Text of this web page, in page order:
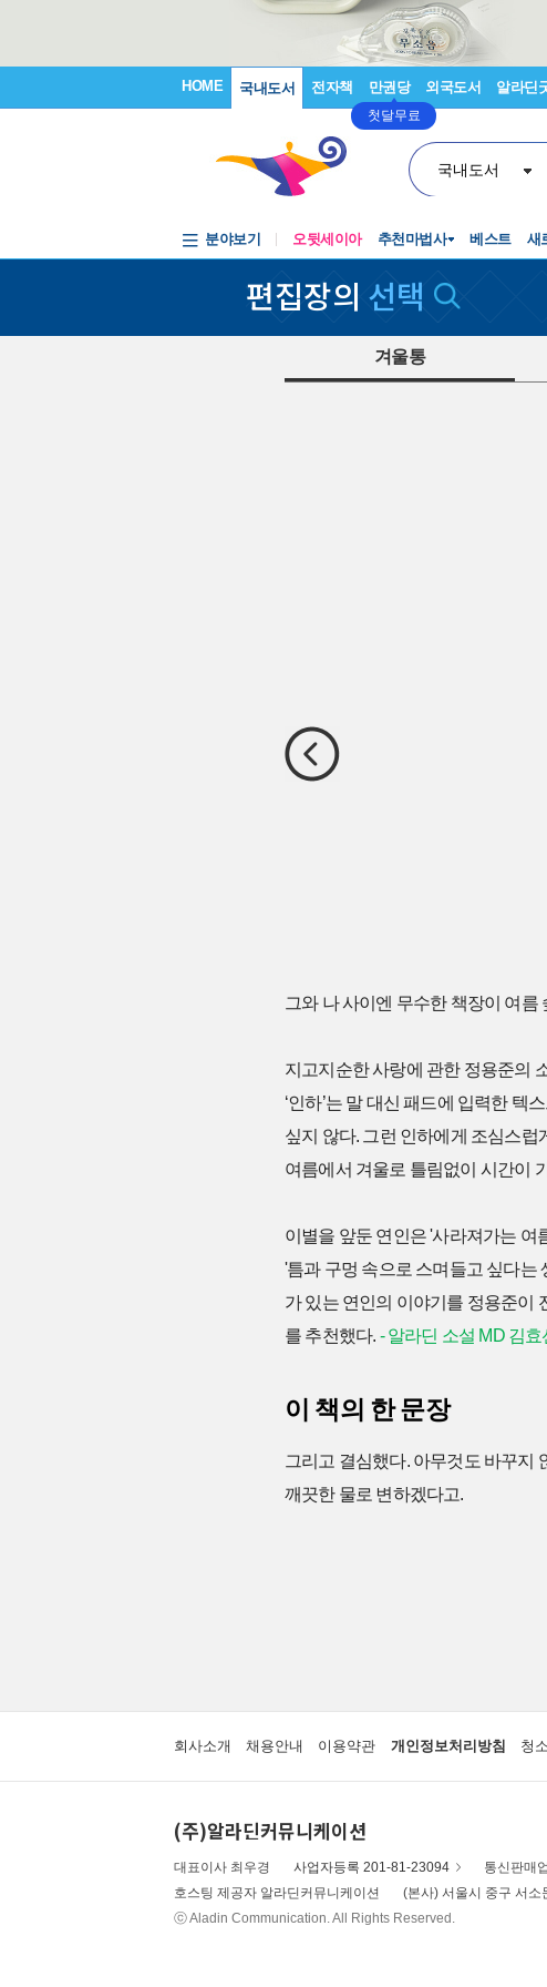
HOME 국내도서 전자책 만권당
첫달무료
외국도서 알라딘
국내도서
분야보기 오뒷세이아 추천마법사 베스트 새
편집장의 선택
겨울통
그와 나 사이엔 무수한 책장이 여름
지고지순한 사랑에 관한 정용준의
‘인하’는 말 대신 패드에 입력한 텍
싶지 않다. 그런 인하에게 조심스럽
여름에서 겨울로 틀림없이 시간이
이별을 앞둔 연인은 '사라져가는 여
'틈과 구멍 속으로 스며들고 싶다는
가 있는 연인의 이야기를 정용준이
를 추천했다. - 알라딘 소설 MD 김효
이 책의 한 문장
그리고 결심했다. 아무것도 바꾸지
깨끗한 물로 변하겠다고.
회사소개 채용안내 이용약관 개인정보처리방침 청
(주)알라딘커뮤니케이션
대표이사 최우경 사업자등록 201-81-23094 통신판매
호스팅 제공자 알라딘커뮤니케이션
(본사) 서울시 중구 서소
ⓒ Aladin Communication. All Rights Reserved.